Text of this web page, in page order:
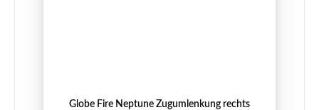
Globe Fire Neptune Zugumlenkung rechts